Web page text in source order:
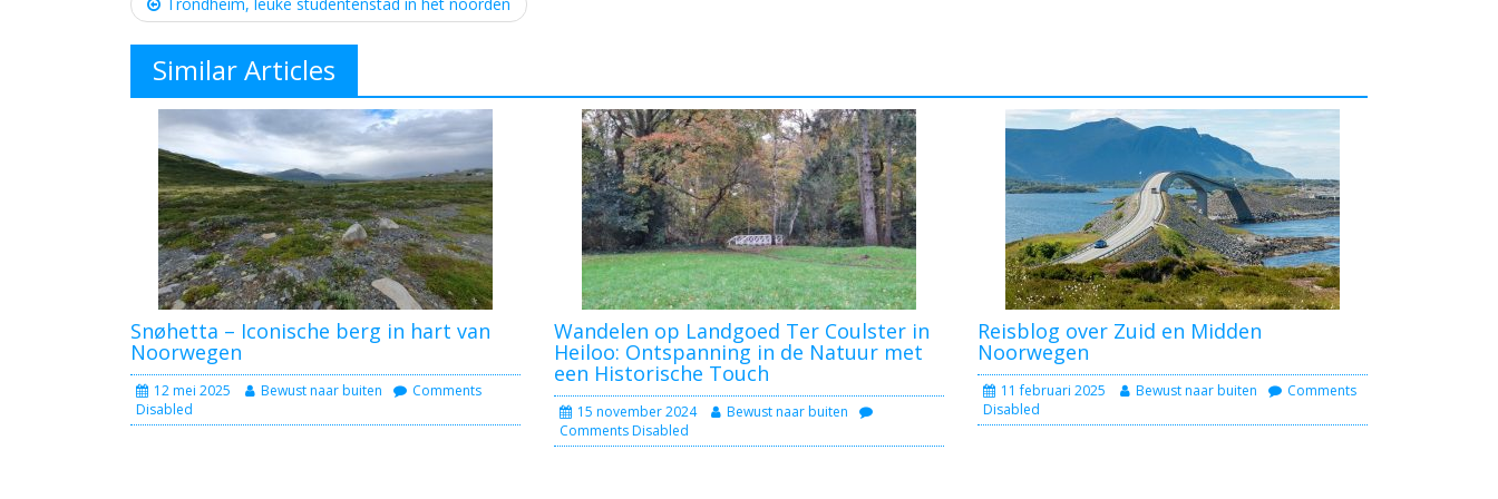
navigation
Trondheim, leuke studentenstad in het noorden
Similar Articles
Snøhetta – Iconische berg in hart van
Noorwegen
12 mei 2025 Bewust naar buiten
Comments
Disabled
Wandelen op Landgoed Ter Coulster in
Heiloo: Ontspanning in de Natuur met
een Historische Touch
15 november 2024
Bewust naar buiten
Comments Disabled
Reisblog over Zuid en Midden
Noorwegen
11 februari 2025 Bewust naar buiten
Comments
Disabled